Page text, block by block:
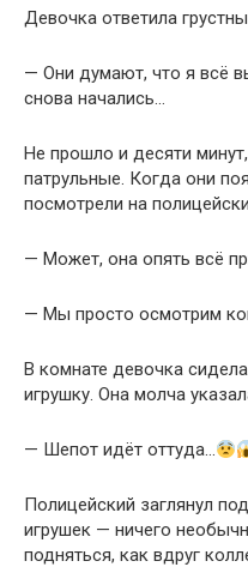
Девочка ответила
— Они думают, что я всё
снова начались…
Не прошло и десяти
патрульные. Когда они
посмотрели на
— Может, она опять всё
— Мы просто осмотрим
В комнате девочка
игрушку. Она молча
— Шепот идёт оттуда…
Полицейский заглянул
игрушек — ничего
подняться, как вдруг